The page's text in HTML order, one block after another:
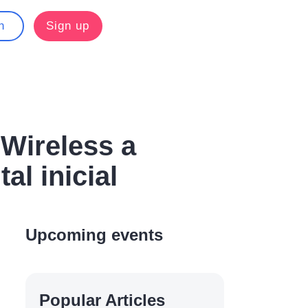
Sign up
a
inicial
Upcoming events
Popular Articles